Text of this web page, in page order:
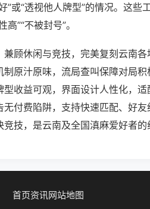
”或“透视他人牌型”的情况。这些
”“不被封号”。
顾休闲与竞技，完美复刻云南
原汁原味，流局查叫保障对局
收益可观，界面设计人性化，
付费陷阱，支持快速匹配、好
技，是云南及全国滇麻爱好者的
首页资讯网站地图